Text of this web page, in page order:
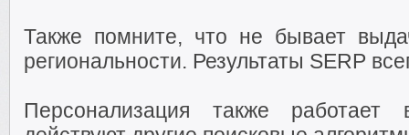
Также помните, что не бывает
региональности. Результаты SERP
Персонализация также